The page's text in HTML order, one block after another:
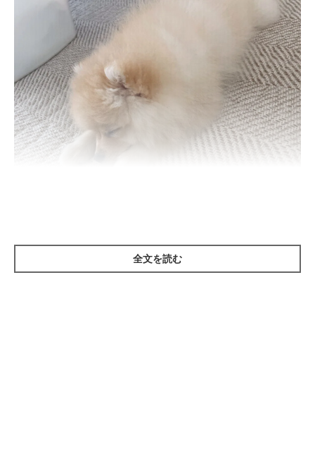
いぬのきもち投稿写真ギャラリー
全文を読む